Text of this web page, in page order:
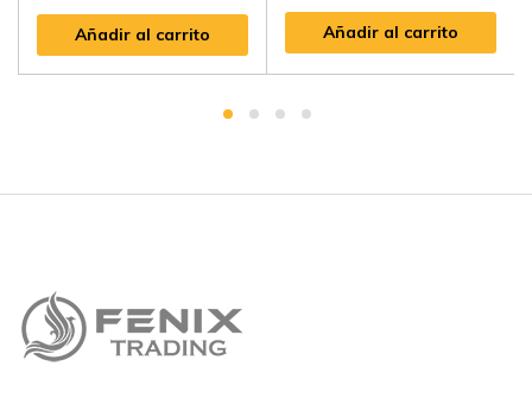
Añadir al carrito Añadir al carrito